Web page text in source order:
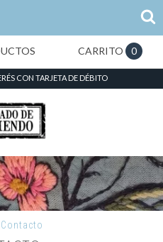
CARRITO 0
CON TARJETA DE DÉBITO
Contacto